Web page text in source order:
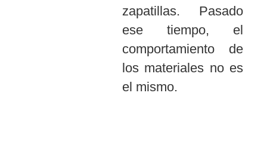
zapatillas. Pasado
ese tiempo, el
comportamiento de
los materiales no es
el mismo.